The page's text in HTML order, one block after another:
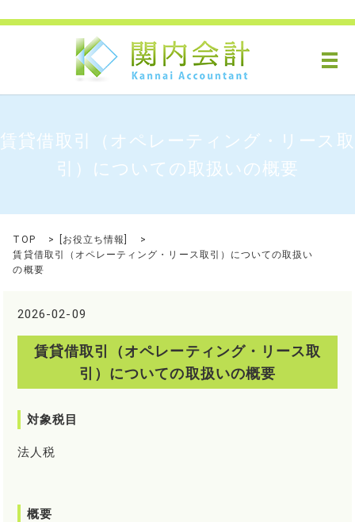
メ
賃貸借取引（オペレーティング・リース取
引）についての取扱いの概要
TOP お役立ち情報
賃貸借取引（オペレーティング・リース取引）についての取扱い
の概要
2026-02-09
賃貸借取引（オペレーティング・リース取
引）についての取扱いの概要
対象税目
法人税
概要